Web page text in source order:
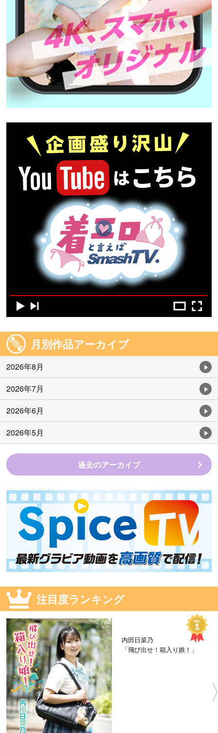
月別作品アーカイブ
2026年8月
2026年7月
2026年6月
2026年5月
過去のアーカイブ
注目度ランキング
内田日菜乃
「飛び出せ！箱入り娘！」